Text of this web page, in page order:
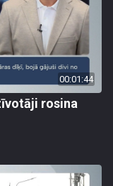
00:01:44
rosina